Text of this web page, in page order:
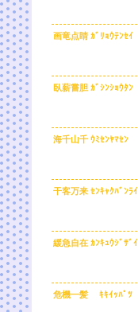
画竜点睛 ｶﾞﾘｮｳﾃﾝｾｲ
臥薪嘗胆 ｶﾞｼﾝｼｮｳﾀﾝ
海千山千 ｳﾐｾﾝﾔﾏｾﾝ
干客万来 ｾﾝｷｬｸﾊﾞﾝﾗｲ
緩急自在 ｶﾝｷｭｳｼﾞｻﾞｲ
危機一髪 ｷｷｲｯﾊﾟﾂ